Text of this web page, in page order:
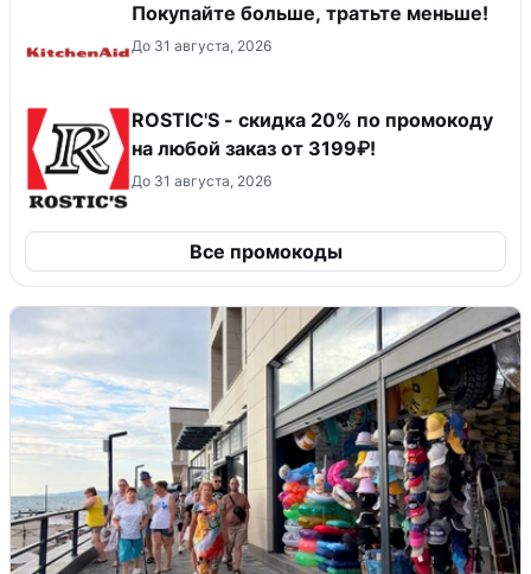
Покупайте больше, тратьте меньше!
До 31 августа, 2026
ROSTIC'S - скидка 20% по промокоду
на любой заказ от 3199₽!
До 31 августа, 2026
Все промокоды